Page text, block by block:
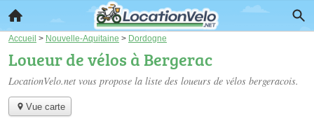
Accueil > Nouvelle-Aquitaine > Dordogne
Loueur de vélos à Bergerac
LocationVelo.net vous propose la liste des loueurs de vélos bergeracois.
Vue carte